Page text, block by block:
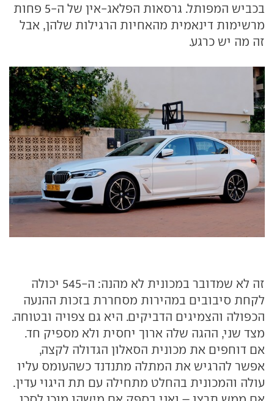
בכביש המפותל. גרסאות הפלאג-אין של ה-5 פחות
מרשימות דינאמית מהאחיות הרגילות שלהן, אבל
זה מה יש כרגע.
זה לא שמדובר במכונית לא מהנה: ה-545 יכולה
לקחת סיבובים במהירות מסחררת בזכות ההנעה
הכפולה והצמיגים הדביקים. היא גם צפויה ובטוחה.
מצד שני, ההגה שלה ארוך יחסית ולא מספיק חד.
אם דוחפים את מכונית הסאלון הגדולה לקצה,
אפשר להרגיש את המתלה מתנדנד כשהעומס עליו
עולה והמכונית בהחלט מתחילה עם תת היגוי עדין.